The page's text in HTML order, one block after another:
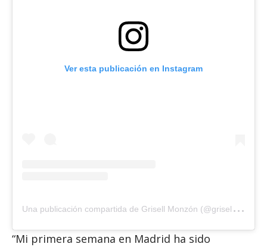
Ver esta publicación en Instagram
U
na publicación compartida de Grisell Monzón (@grisellmonzon)
“Mi primera semana en Madrid ha sido